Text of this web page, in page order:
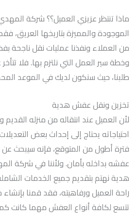
ماذا تنتظر عزيزي العميل؟؟ شركة
الموجودة والمميزة بتاريخها العريق،
من العملاء ونفذنا عمليات نقل ناجحة
وخطة سير العمل التي نلتزم بها. فلا
طلبنا، حيث سنكون لديك في الموعد
تخزين ونقل عفش هدية
لأن العميل عند انتقاله من منزله القديم
احتياجاته يحتاج إلى إحداث بعض
فترة أطول من المتوقع، فإنه سيبحث
عفشه بداخله بأمان. ولأننا في شركة
هدية نهتم بتقديم جميع الخدمات
راحة العميل ورفاهيته، فقد قمنا
تتسع لكافة أنواع العفش مهما كانت